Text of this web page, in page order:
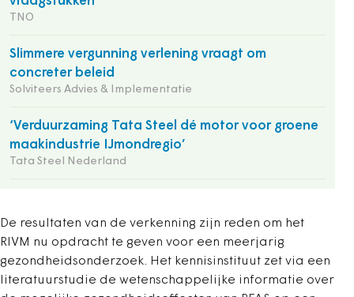
TNO
Slimmere vergunning verlening vraagt om
concreter beleid
Solviteers Advies & Implementatie
‘Verduurzaming Tata Steel dé motor voor groene
maakindustrie IJmondregio’
Tata Steel Nederland
De resultaten van de verkenning zijn reden om het
RIVM nu opdracht te geven voor een meerjarig
gezondheidsonderzoek. Het kennisinstituut zet via een
literatuurstudie de wetenschappelijke informatie over